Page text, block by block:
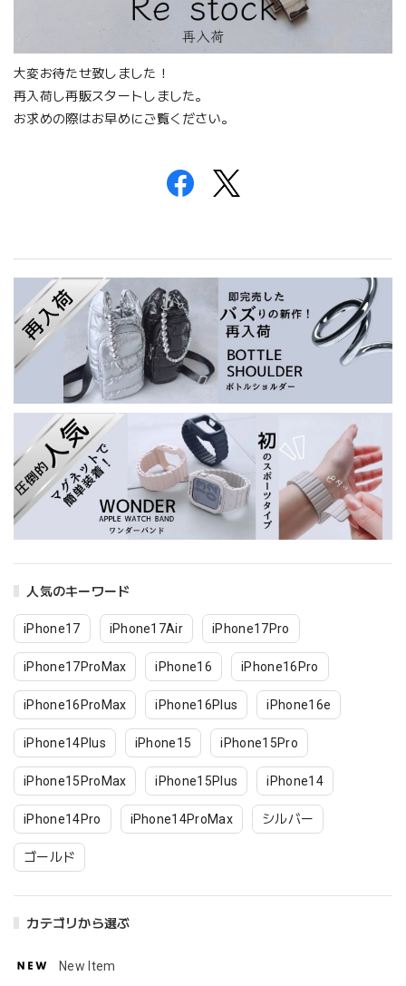
人気のキーワード
iPhone17 iPhone17Air iPhone17Pro
iPhone17ProMax iPhone16 iPhone16Pro
iPhone16ProMax iPhone16Plus iPhone16e
iPhone14Plus iPhone15 iPhone15Pro
iPhone15ProMax iPhone15Plus iPhone14
iPhone14Pro iPhone14ProMax シルバー
ゴールド
カテゴリから選ぶ
New Item
大変お待たせ致しました！
再入荷し再販スタートしました。
お求めの際はお早めにご覧ください。